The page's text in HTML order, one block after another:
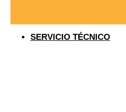
SERVICIO TÉCNICO